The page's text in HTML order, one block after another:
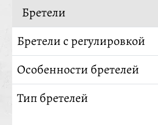
Бретели
Бретели с регулировкой
Особенности бретелей
Тип бретелей